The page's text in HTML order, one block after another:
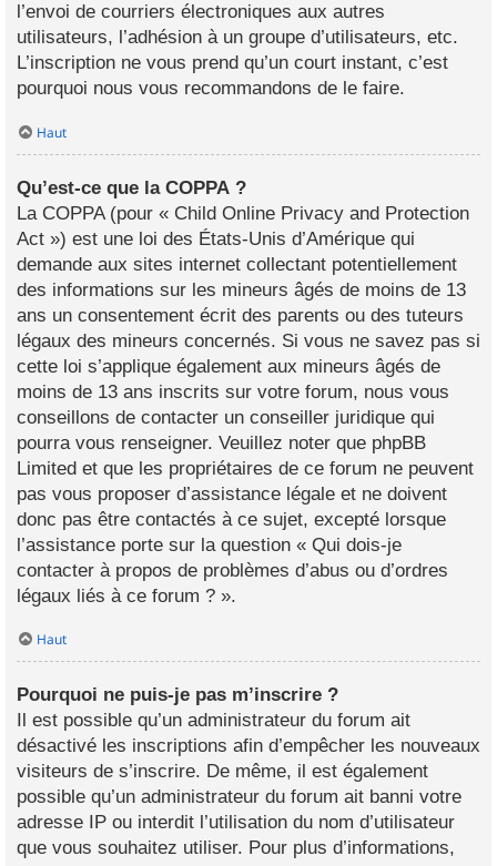
l’envoi de courriers électroniques aux autres
utilisateurs, l’adhésion à un groupe d’utilisateurs, etc.
L’inscription ne vous prend qu’un court instant, c’est
pourquoi nous vous recommandons de le faire.
Haut
Qu’est-ce que la COPPA ?
La COPPA (pour « Child Online Privacy and Protection
Act ») est une loi des États-Unis d’Amérique qui
demande aux sites internet collectant potentiellement
des informations sur les mineurs âgés de moins de 13
ans un consentement écrit des parents ou des tuteurs
légaux des mineurs concernés. Si vous ne savez pas si
cette loi s’applique également aux mineurs âgés de
moins de 13 ans inscrits sur votre forum, nous vous
conseillons de contacter un conseiller juridique qui
pourra vous renseigner. Veuillez noter que phpBB
Limited et que les propriétaires de ce forum ne peuvent
pas vous proposer d’assistance légale et ne doivent
donc pas être contactés à ce sujet, excepté lorsque
l’assistance porte sur la question « Qui dois-je
contacter à propos de problèmes d’abus ou d’ordres
légaux liés à ce forum ? ».
Haut
Pourquoi ne puis-je pas m’inscrire ?
Il est possible qu’un administrateur du forum ait
désactivé les inscriptions afin d’empêcher les nouveaux
visiteurs de s’inscrire. De même, il est également
possible qu’un administrateur du forum ait banni votre
adresse IP ou interdit l’utilisation du nom d’utilisateur
que vous souhaitez utiliser. Pour plus d’informations,